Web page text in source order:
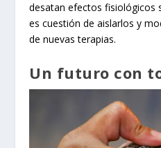
desatan efectos fisiológicos
es cuestión de aislarlos y
de nuevas terapias.
Un futuro con